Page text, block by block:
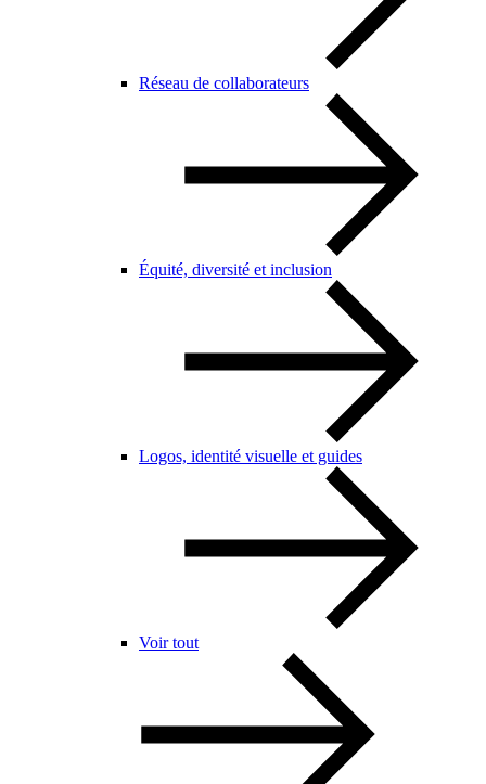
Réseau de collaborateurs
Équité, diversité et inclusion
Logos, identité visuelle et guides
Voir tout